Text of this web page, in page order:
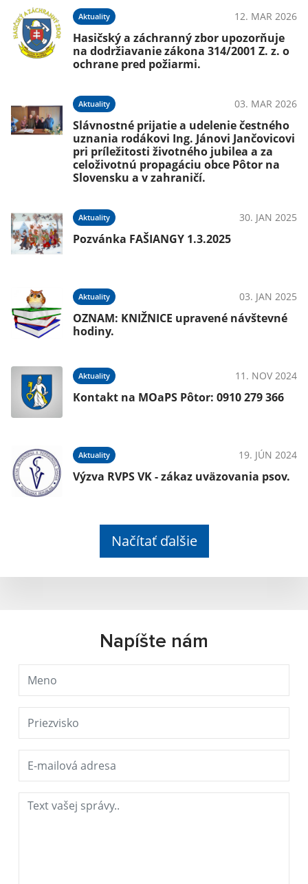
Aktuality 12. MAR 2026
Hasičský a záchranný zbor upozorňuje
na dodržiavanie zákona 314/2001 Z. z. o
ochrane pred požiarmi.
Aktuality 03. MAR 2026
Slávnostné prijatie a udelenie čestného
uznania rodákovi Ing. Jánovi Jančovicovi
pri príležitosti životného jubilea a za
celoživotnú propagáciu obce Pôtor na
Slovensku a v zahraničí.
Aktuality 30. JAN 2025
Pozvánka FAŠIANGY 1.3.2025
Aktuality 03. JAN 2025
OZNAM: KNIŽNICE upravené návštevné
hodiny.
Aktuality 11. NOV 2024
Kontakt na MOaPS Pôtor: 0910 279 366
Aktuality 19. JÚN 2024
Výzva RVPS VK - zákaz uväzovania psov.
Načítať ďalšie
Napíšte nám